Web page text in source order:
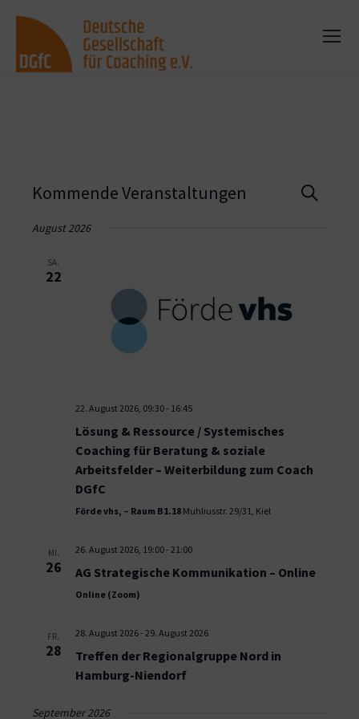
Suche
Kommende Veranstaltungen
August 2026
SA.
22
22. August 2026, 09:30- 16:45
Lösung & Ressource / Systemisches
Coaching für Beratung & soziale
Arbeitsfelder – Weiterbildung zum Coach
DGfC
Förde vhs, – Raum B1.18 Muhliusstr. 29/31, Kiel
MI.
26
26. August 2026, 19:00- 21:00
AG Strategische Kommunikation – Online
Online (Zoom)
FR.
28
28. August 2026- 29. August 2026
Treffen der Regionalgruppe Nord in
Hamburg-Niendorf
September 2026